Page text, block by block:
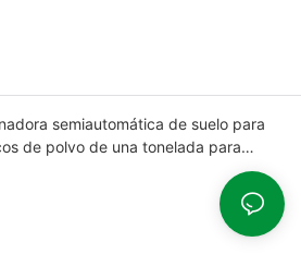
semiautomática de suelo para
de polvo de una tonelada para